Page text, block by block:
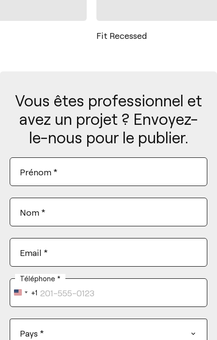
Vous êtes professionnel et
avez un projet ? Envoyez-
le-nous pour le publier.
Prénom *
Nom *
Email *
Téléphone *
United
States
+1
Pays *